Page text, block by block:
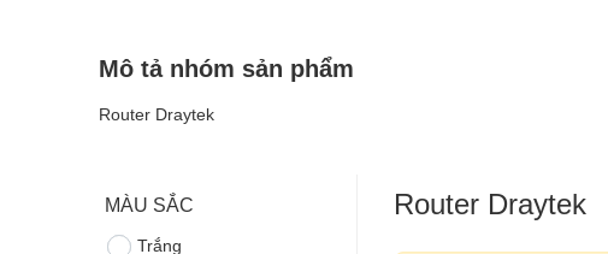
Mô tả nhóm sản phẩm
Router Draytek
MÀU SẮC
Trắng
Router Draytek